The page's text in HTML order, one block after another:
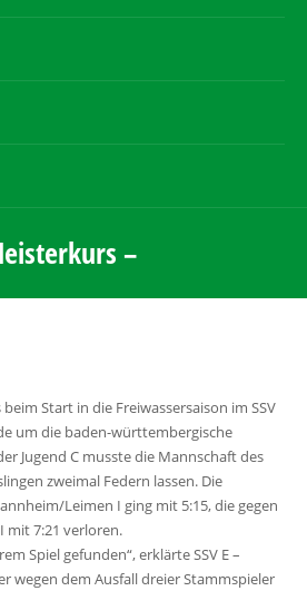
–
Start in die Freiwassersaison im SSV
um die baden-württembergische
Jugend C musste die Mannschaft des
zweimal Federn lassen. Die
Leimen I ging mit 5:15, die gegen
mit 7:21 verloren.
Spiel gefunden“, erklärte SSV E –
wegen dem Ausfall dreier Stammspieler